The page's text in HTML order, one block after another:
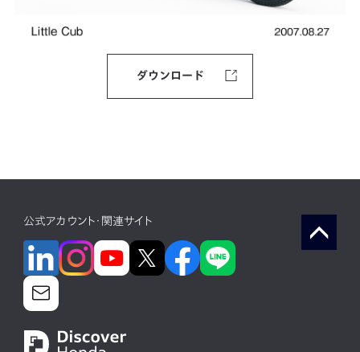
ダウンロード
公式アカウント・関連サイト